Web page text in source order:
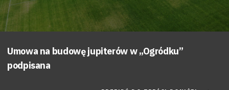
Umowa na budowę jupiterów w „Ogródku”
podpisana